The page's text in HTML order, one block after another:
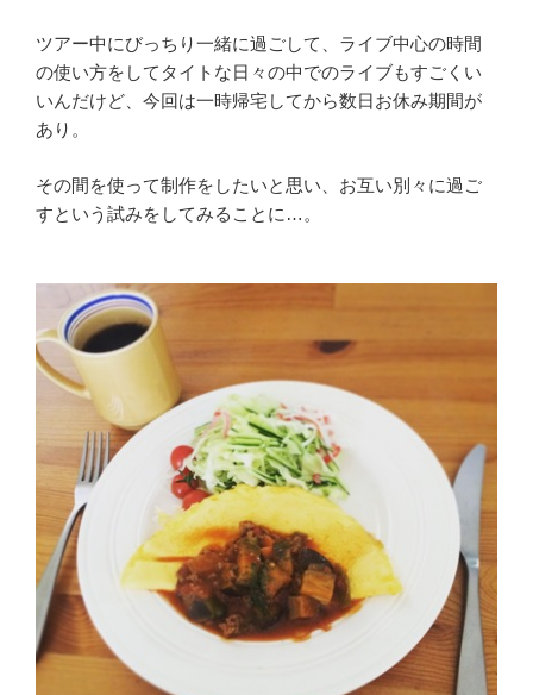
ツアー中にびっちり一緒に過ごして、ライブ中心の時間
の使い方をしてタイトな日々の中でのライブもすごくい
いんだけど、今回は一時帰宅してから数日お休み期間が
あり。
その間を使って制作をしたいと思い、お互い別々に過ご
すという試みをしてみることに…。